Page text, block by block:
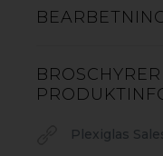
Plexiglas